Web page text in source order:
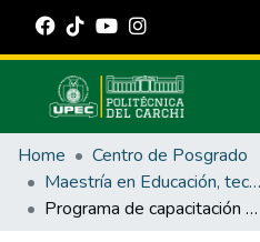
Communities & Collections
All of DSpace
Statistics
Home
Centro de Posgrado
Maestría en Educación, tecnología e innovación.
Programa de capacitación en el uso de Scratch, en la enseñanza de matemática, dirigido a los docentes.